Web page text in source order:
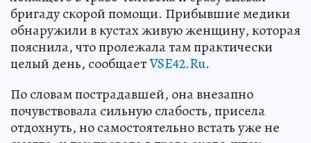
бригаду скорой помощи. Прибывшие медики
обнаружили в кустах живую женщину, которая
пояснила, что пролежала там практически
целый день, сообщаетVSE42.Ru.
По словам пострадавшей, она внезапно
почувствовала сильную слабость, присела
отдохнуть, но самостоятельно встать уже не